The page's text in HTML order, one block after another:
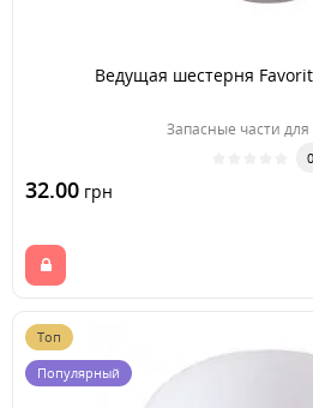
Ведущая шестерня
Запасные части
0
32.00 грн
Топ
Популярный